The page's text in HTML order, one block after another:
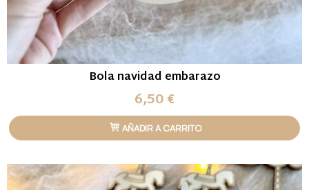
Bola navidad embarazo
6,50 €
AÑADIR A CARRITO